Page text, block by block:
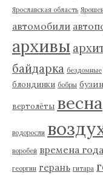
Ярославская область
автомобили
архивы
байдарка бездомные
блондинки бобры
вертолёты весна
водоросли
воробей времена года
георгин герань гитара